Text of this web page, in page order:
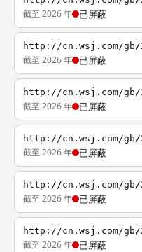
截至 2026 年 已屏蔽
http://cn.wsj.com/gb/
截至 2026 年 已屏蔽
http://cn.wsj.com/gb/
截至 2026 年 已屏蔽
http://cn.wsj.com/gb/
截至 2026 年 已屏蔽
http://cn.wsj.com/gb/
截至 2026 年 已屏蔽
http://cn.wsj.com/gb/
截至 2026 年 已屏蔽